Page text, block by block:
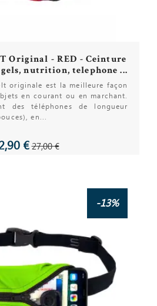
Original - RED - Ceinture
nutrition, telephone ...
originale est la meilleure façon
en courant ou en marchant.
des téléphones de longueur
en...
€27,00 €
-13%